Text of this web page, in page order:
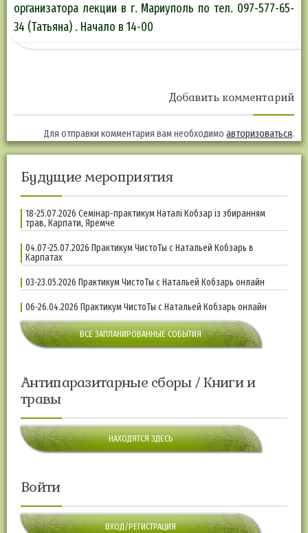
организатора лекции в г. Мариуполь по тел. 097-577-65-
34 (Татьяна) . Начало в 14-00
Добавить комментарий
Для отправки комментария вам необходимо авторизоваться.
Будущие мероприятия
18-25.07.2026 Семінар-практикум Наталі Кобзар із збиранням
трав, Карпати, Яремче
04.07-25.07.2026 Практикум ЧистоТы с Натальей Кобзарь в
Карпатах
03-23.05.2026 Практикум ЧистоТы с Натальей Кобзарь онлайн
06-26.04.2026 Практикум ЧистоТы с Натальей Кобзарь онлайн
ВСЕ ЗАПЛАНИРОВАННЫЕ СОБЫТИЯ
Антипаразитарные сборы / Книги и
травы
НАХОДЯТСЯ ЗДЕСЬ
Войти
ВХОД/РЕГИСТРАЦИЯ